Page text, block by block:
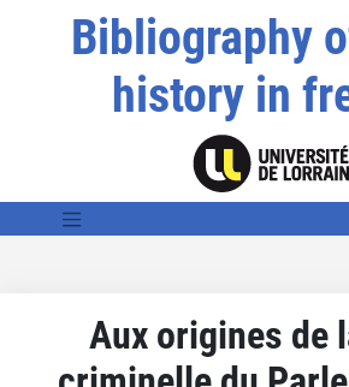
Bibliography
history in
Aux origines de